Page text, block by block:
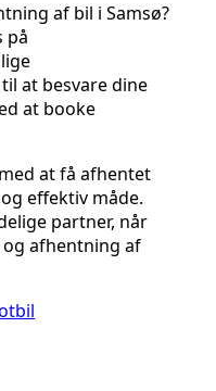
af bil i Samsø?
på
at besvare dine
at booke
at få afhentet
effektiv måde.
partner, når
afhentning af